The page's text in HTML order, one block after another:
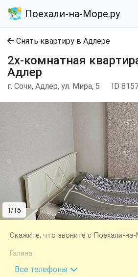
Поехали-на-Море.ру
Снять квартиру в Адлере
2х-комнатная
Адлер
г. Сочи, Адлер, ул. Мира, 5 ID
1/15
Скажите, что звоните с Поехали-на-
Галина
+7 (918) 404-17-99
Все телефоны